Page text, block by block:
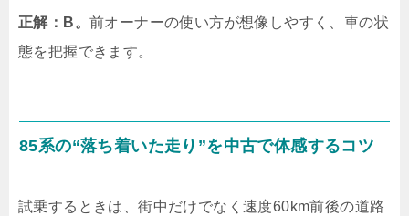
正解：B。 前オーナーの使い方が想像しやすく、車の状
態を把握できます。
85系の“落ち着いた走り”を中古で体感するコツ
試乗するときは、街中だけでなく速度60km前後の道路